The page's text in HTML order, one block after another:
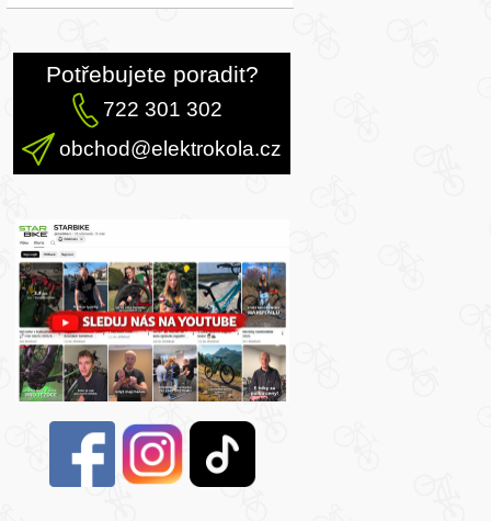
Potřebujete poradit?
722 301 302
obchod@elektrokola.cz